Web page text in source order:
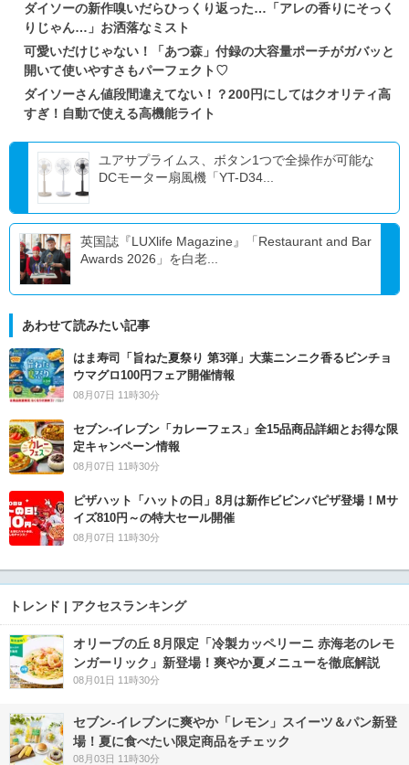
ダイソーの新作嗅いだらひっくり返った…「アレの香りにそっく
りじゃん…」お洒落なミスト
可愛いだけじゃない！「あつ森」付録の大容量ポーチがガバッと
開いて使いやすさもパーフェクト♡
ダイソーさん値段間違えてない！？200円にしてはクオリティ高
すぎ！自動で使える高機能ライト
ユアサプライムス、ボタン1つで全操作が可能な
DCモーター扇風機「YT-D34...
英国誌『LUXlife Magazine』「Restaurant and Bar
Awards 2026」を白老...
あわせて読みたい記事
はま寿司「旨ねた夏祭り 第3弾」大葉ニンニク香るビンチョ
ウマグロ100円フェア開催情報
08月07日 11時30分
セブン‐イレブン「カレーフェス」全15品商品詳細とお得な限
定キャンペーン情報
08月07日 11時30分
ピザハット「ハットの日」8月は新作ビビンバピザ登場！Mサ
イズ810円～の特大セール開催
08月07日 11時30分
トレンド | アクセスランキング
オリーブの丘 8月限定「冷製カッペリーニ 赤海老のレモ
ンガーリック」新登場！爽やか夏メニューを徹底解説
08月01日 11時30分
セブン‐イレブンに爽やか「レモン」スイーツ＆パン新登
場！夏に食べたい限定商品をチェック
08月03日 11時30分